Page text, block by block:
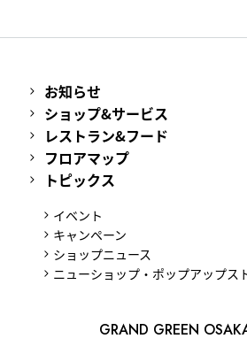
お知らせ
ショップ&サービス
レストラン&フード
フロアマップ
トピックス
イベント
キャンペーン
ショップニュース
ニューショップ・ポップアップス
GRAND GREEN